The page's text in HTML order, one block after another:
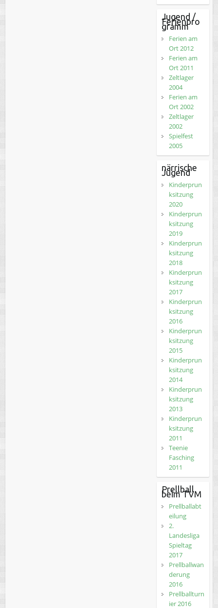
Jugend /
Ferienpro
gramm
Ferien am
Ort 2012
Ferien am
Ort 2011
Zeltlager
2004
Ferien am
Ort 2002
Zeltlager
2002
Spielfest
2005
närrische
Jugend
Kinderprun
ksitzung
2020
Kinderprun
ksitzung
2019
Kinderprun
ksitzung
2018
Kinderprun
ksitzung
2017
Kinderprun
ksitzung
2016
Kinderprun
ksitzung
2015
Kinderprun
ksitzung
2014
Kinderprun
ksitzung
2013
Kinderprun
ksitzung
2011
Teenie
Fasching
2011
Prellball
beim TVM
Prellballabt
eilung
2.
Landesliga
Spieltag
2017
Prellballwan
derung
2016
Prellballturn
ier 2016